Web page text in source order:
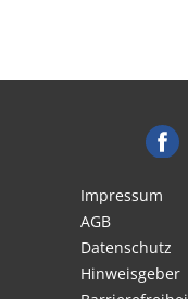
Impressum
AGB
Datenschutz
Hinweisgeber